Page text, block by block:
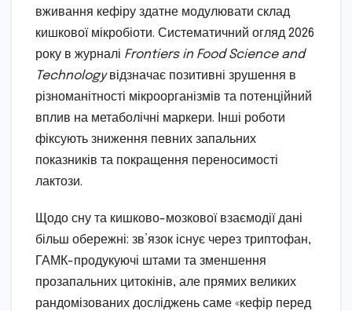
вживання кефіру здатне модулювати склад
кишкової мікробіоти. Систематичний огляд 2026
року в журналі Frontiers in Food Science and
Technologyвідзначає позитивні зрушення в
різноманітності мікроорганізмів та потенційний
вплив на метаболічні маркери. Інші роботи
фіксують зниження певних запальних
показників та покращення переносимості
лактози.
Щодо сну та кишково-мозкової взаємодії дані
більш обережні: зв’язок існує через триптофан,
ГАМК-продукуючі штами та зменшення
прозапальних цитокінів, але прямих великих
рандомізованих досліджень саме «кефір перед